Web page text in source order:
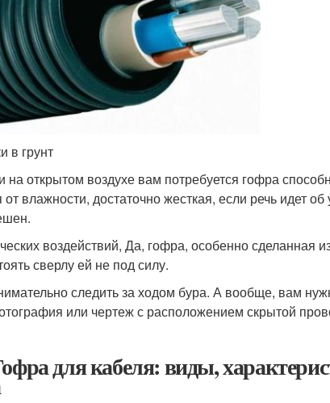
в грунт
открытом воздухе вам потребуется гофра
влажности, достаточно жесткая, если речь идет об
воздействий, Да, гофра, особенно сделанная
сверлу ей не под силу.
следить за ходом бура. А вообще, вам
или чертеж с расположением скрытой
для кабеля: виды,